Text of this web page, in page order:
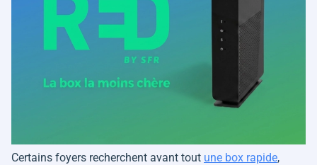
Certains foyers recherchent avant tout une box rapide,